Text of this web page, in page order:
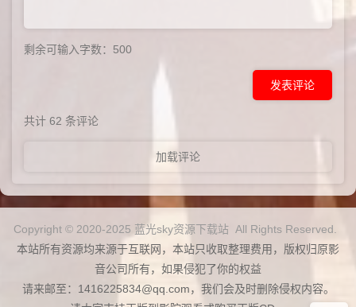
剩余可输入字数： 500
发表评论
共计 62 条评论
加载评论
Copyright © 2020-2025 蓝光sky资源下载站 All Rights Reserved.
本站所有资源均来源于互联网，本站只收取整理费用，版权归原影
音公司所有，如果侵犯了你的权益
请来邮至：1416225834@qq.com，我们会及时删除侵权内容。